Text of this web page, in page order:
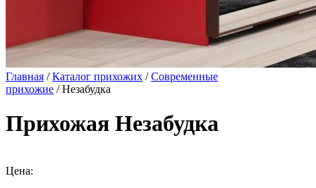
Главная /Каталог прихожих /Современные
прихожие / Незабудка
Прихожая Незабудка
Цена: